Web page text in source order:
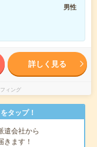
男性
詳しく見る
ィング
タップ！
遣会社から
きます！